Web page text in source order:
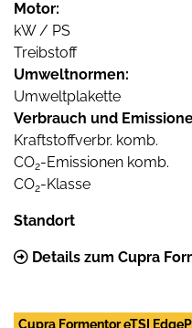
Motor:
kW / PS
Treibstoff
Umweltnormen:
Umweltplakette
Verbrauch und
Kraftstoffverbr. komb.
CO2-Emissionen komb.
CO2-Klasse
Standort
Details zum Cupra
Cupra Formentor eTSI